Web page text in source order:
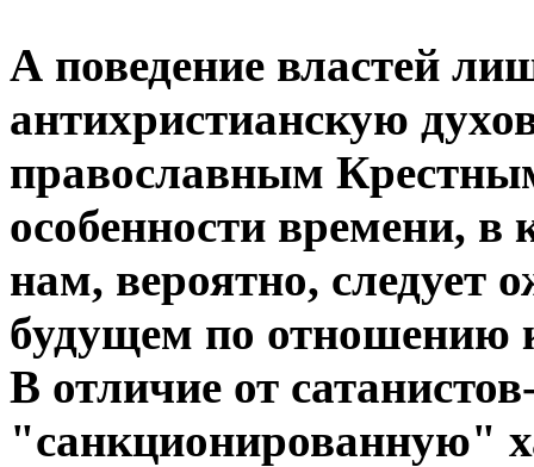
А поведение властей
антихристианскую
православным
особенности времени,
нам, вероятно, следует
будущем по отношению
В отличие от
"санкционированную"